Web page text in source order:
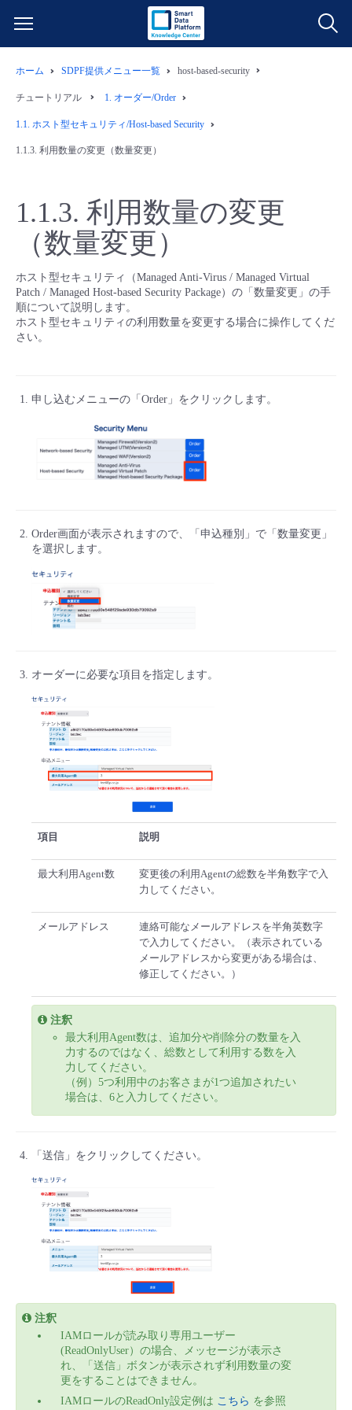
サービス一覧
データ利活用
ネットワーク
IoT
モニタリング/監査
管理機能
すべてのメニューを見る
よくある質問
クラウド/サーバー
ネットワーク
IoT
サポート
管理機能
料金シミュレーター
データ利活用
クラウド/サーバー
IoT
モニタリング/監査
すべてのメニューを見る
ご利用開始ガイド
■ 管理機能
- 管理機能
- 新規お申し込み方法
- 初期設定・確認
- 登録情報の管理
- APIリファレンス
- クラウド / サーバー
- Flexible InterConnect
- Flexible Remote Access
ユースケース
- バックアップ
- データと分析
- マルチクラウド利用
- その他
故障/メンテナンス情報
故障/メンテナンス履歴
メンテナンス予定
販売パートナー向けプログラム
協業パートナー
トレーニング/操作動画
ホーム SDPF提供メニュー一覧 host-based-security
チュートリアル 1. オーダー/Order
1.1. ホスト型セキュリティ/Host-based Security
1.1.3. 利用数量の変更（数量変更）
1.1.3. 利用数量の変更
（数量変更）
ホスト型セキュリティ（Managed Anti-Virus / Managed Virtual
Patch / Managed Host-based Security Package）の「数量変更」の手
順について説明します。
ホスト型セキュリティの利用数量を変更する場合に操作してくだ
さい。
申し込むメニューの「Order」をクリックします。
Order画面が表示されますので、「申込種別」で「数量変更」
を選択します。
オーダーに必要な項目を指定します。
項目 説明
最大利用Agent数
変更後の利用Agentの総数を半角数字で入
力してください。
メールアドレス
連絡可能なメールアドレスを半角英数字
で入力してください。（表示されている
メールアドレスから変更がある場合は、
修正してください。）
注釈
最大利用Agent数は、追加分や削除分の数量を入
力するのではなく、総数として利用する数を入
力してください。
（例）5つ利用中のお客さまが1つ追加されたい
場合は、6と入力してください。
「送信」をクリックしてください。
注釈
IAMロールが読み取り専用ユーザー
(ReadOnlyUser）の場合、メッセージが表示さ
れ、「送信」ボタンが表示されず利用数量の変
更をすることはできません。
IAMロールのReadOnly設定例は こちら を参照